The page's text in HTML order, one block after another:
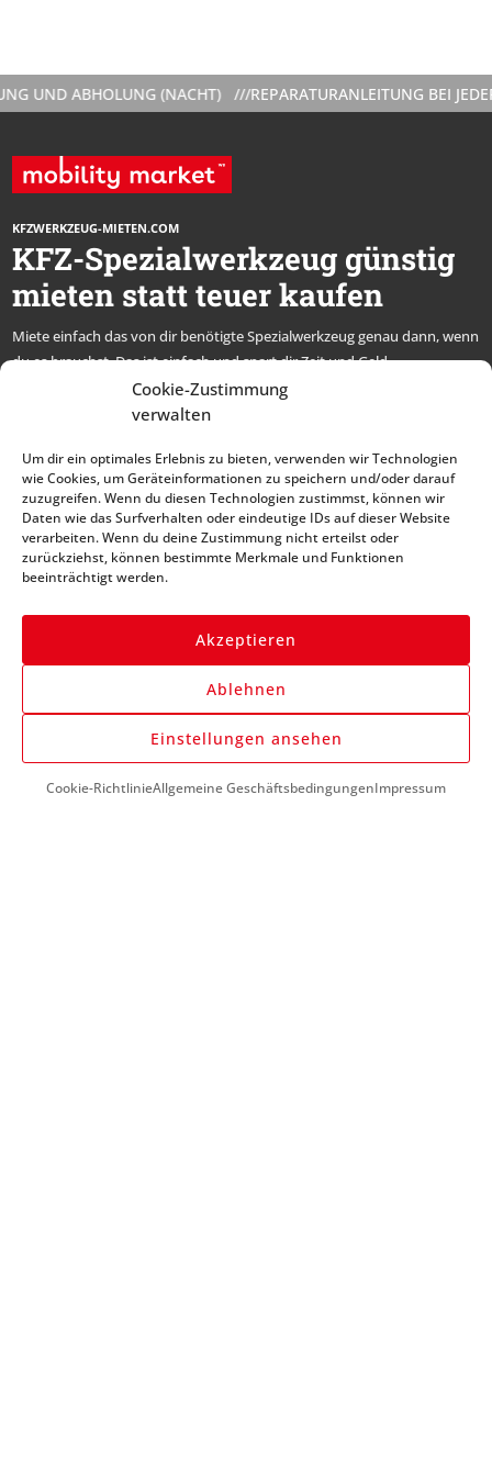
Cookie-Zustimmung
verwalten
Um dir ein optimales Erlebnis zu bieten, verwenden wir Technologien
wie Cookies, um Geräteinformationen zu speichern und/oder darauf
zuzugreifen. Wenn du diesen Technologien zustimmst, können wir
Daten wie das Surfverhalten oder eindeutige IDs auf dieser Website
verarbeiten. Wenn du deine Zustimmung nicht erteilst oder
zurückziehst, können bestimmte Merkmale und Funktionen
beeinträchtigt werden.
Akzeptieren
Ablehnen
Einstellungen ansehen
Cookie-RichtlinieAllgemeine GeschäftsbedingungenImpressum
ABHOLUNG (NACHT) ///REPARATURANLEITUNG BEI JEDER
KFZWERKZEUG-MIETEN.COM
KFZ-Spezialwerkzeug günstig
mieten statt teuer kaufen
Miete einfach das von dir benötigte Spezialwerkzeug genau dann, wenn
du es brauchst. Das ist einfach und spart dir Zeit und Geld.
* alle Preise netto, zzgl. MwSt.
Newsletter und bleibe
immer auf dem Laufenden